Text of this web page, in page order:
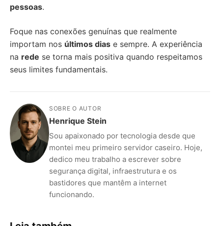
pessoas.
Foque nas conexões genuínas que realmente
importam nos últimos dias e sempre. A experiência
na rede se torna mais positiva quando respeitamos
seus limites fundamentais.
SOBRE O AUTOR
Henrique Stein
Sou apaixonado por tecnologia desde que
montei meu primeiro servidor caseiro. Hoje,
dedico meu trabalho a escrever sobre
segurança digital, infraestrutura e os
bastidores que mantêm a internet
funcionando.